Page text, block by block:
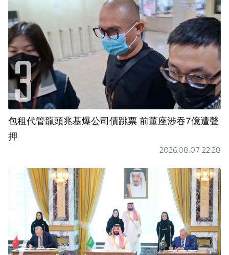
包租代管龍頭兆基爆公司債跳票 前董座涉吞7億遭聲
押
2026.08.07 22:28